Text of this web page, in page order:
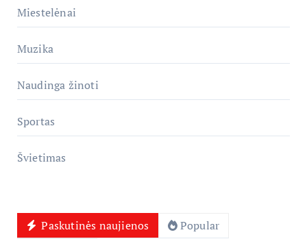
Miestelėnai
Muzika
Naudinga žinoti
Sportas
Švietimas
Paskutinės naujienos
Popular